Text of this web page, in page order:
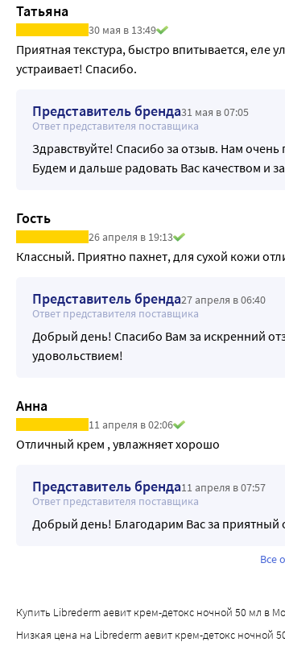
Татьяна
30 мая в 13:49
Приятная текстура, быстро впитывается,
устраивает! Спасибо.
Представитель бренда31 мая в 07:05
Ответ представителя поставщика
Здравствуйте! Спасибо за отзыв. Нам
Будем и дальше радовать Вас качеством и
Гость
26 апреля в 19:13
Классный. Приятно пахнет, для сухой кожи
Представитель бренда27 апреля в 06:40
Ответ представителя поставщика
Добрый день! Спасибо Вам за искренний
удовольствием!
Анна
11 апреля в 02:06
Отличный крем , увлажняет хорошо
Представитель бренда11 апреля в 07:57
Ответ представителя поставщика
Добрый день! Благодарим Вас за
Все
Купить Librederm аевит крем-детокс ночной 50 мл в
Низкая цена на Librederm аевит крем-детокс ночной